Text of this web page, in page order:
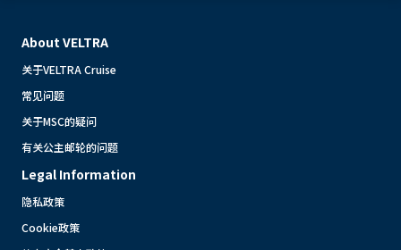
About VELTRA
关于VELTRA Cruise
常见问题
关于MSC的疑问
有关公主邮轮的问题
Legal Information
隐私政策
Cookie政策